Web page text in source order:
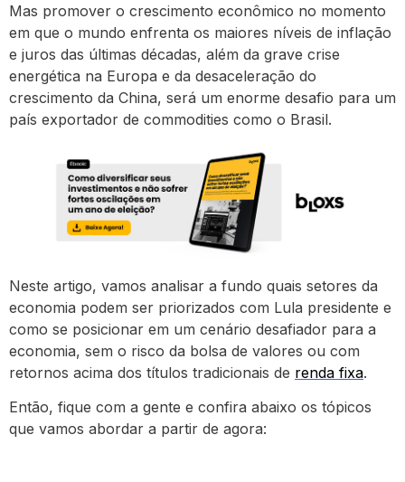
Mas promover o crescimento econômico no momento
em que o mundo enfrenta os maiores níveis de inflação
e juros das últimas décadas, além da grave crise
energética na Europa e da desaceleração do
crescimento da China, será um enorme desafio para um
país exportador de commodities como o Brasil.
Neste artigo, vamos analisar a fundo quais setores da
economia podem ser priorizados com Lula presidente e
como se posicionar em um cenário desafiador para a
economia, sem o risco da bolsa de valores ou com
retornos acima dos títulos tradicionais de renda fixa.
Então, fique com a gente e confira abaixo os tópicos
que vamos abordar a partir de agora: